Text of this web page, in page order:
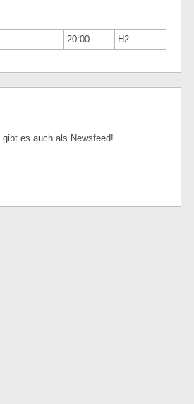
20:00 H2
es auch als Newsfeed!